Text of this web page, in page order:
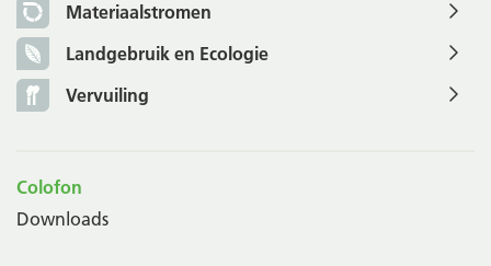
Materiaalstromen
Landgebruik en Ecologie
Vervuiling
Colofon
Downloads